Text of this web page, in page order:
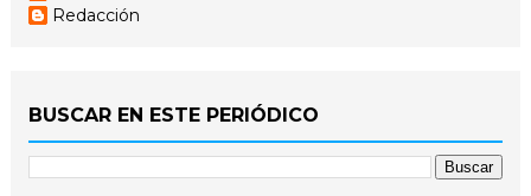
Redacción
BUSCAR EN ESTE PERIÓDICO